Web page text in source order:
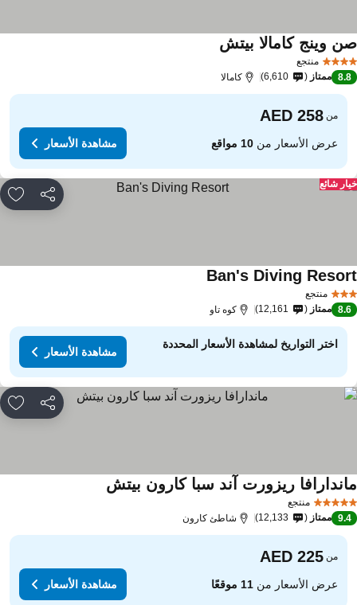
منتجع
وينج كامالا بيتش
8.8 ممتاز 6,610 كامالا
من
عرض الأسعار من10 مواقع مشاهدة الأسعار
مشاركة
شائع
منتجع
Ban's Diving
8.6 ممتاز 12,161 كوه تاو
اختر التواريخ لمشاهدة الأسعار المحددة
مشاهدة الأسعار
مشاركة
منتجع
ريزورت آند سبا كارون بيتش
9.4 ممتاز 12,133 شاطئ كارون
من
عرض الأسعار من11 موقعًا مشاهدة الأسعار